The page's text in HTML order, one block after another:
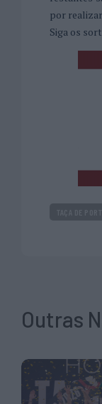
por
Siga os
Outras